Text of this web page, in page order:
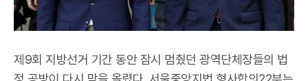
제9회 지방선거 기간 동안 잠시 멈췄던 광역단체장들의 법